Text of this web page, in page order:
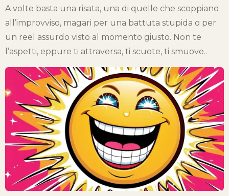
A volte basta una risata, una di quelle che scoppiano
all’improvviso, magari per una battuta stupida o per
un reel assurdo visto al momento giusto. Non te
l’aspetti, eppure ti attraversa, ti scuote, ti smuove..